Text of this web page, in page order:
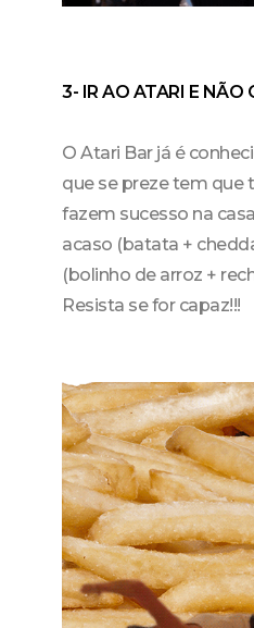
3- IR AO ATARI E NÃO
O Atari Bar já é
que se preze tem que
fazem sucesso na
acaso (batata +
(bolinho de arroz +
Resista se for capaz!!!